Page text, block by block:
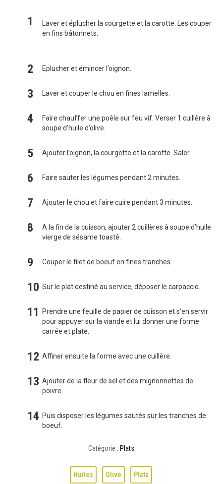
Laver et éplucher la courgette et la carotte. Les couper
en fins bâtonnets.
Eplucher et émincer l’oignon.
Laver et couper le chou en fines lamelles.
Faire chauffer une poêle sur feu vif. Verser 1 cuillère à
soupe d’huile d’olive.
Ajouter l’oignon, la courgette et la carotte. Saler.
Faire sauter les légumes pendant 2 minutes.
Ajouter le chou et faire cuire pendant 3 minutes.
A la fin de la cuisson, ajouter 2 cuillères à soupe d’huile
vierge de sésame toasté.
Couper le filet de boeuf en fines tranches.
Sur le plat destiné au service, déposer le carpaccio.
Prendre une feuille de papier de cuisson et s’en servir
pour appuyer sur la viande et lui donner une forme
carrée et plate.
Affiner ensuite la forme avec une cuillère.
Ajouter de la fleur de sel et des mignonnettes de
poivre.
Puis disposer les légumes sautés sur les tranches de
boeuf.
Catégorie : Plats
Huiles Olive Plats